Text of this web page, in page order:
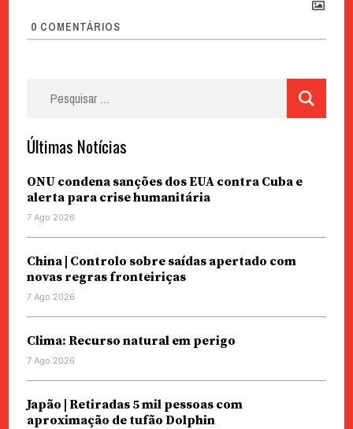
0 COMENTÁRIOS
Últimas Notícias
ONU condena sanções dos EUA contra Cuba e
alerta para crise humanitária
7 Ago 2026
China | Controlo sobre saídas apertado com
novas regras fronteiriças
7 Ago 2026
Clima: Recurso natural em perigo
7 Ago 2026
Japão | Retiradas 5 mil pessoas com
aproximação de tufão Dolphin